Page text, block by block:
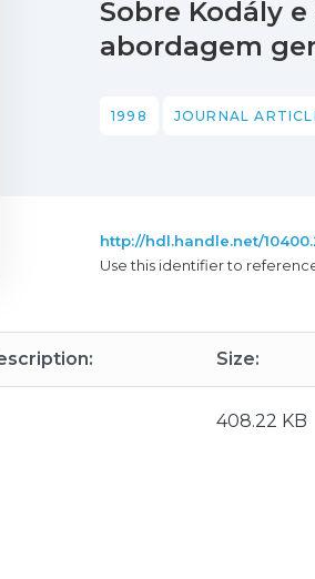
Sobre Kodály
abordagem
1998 JOURNAL
http://hdl.handle.net/
Use this identifier to
Size:
408.22 KB